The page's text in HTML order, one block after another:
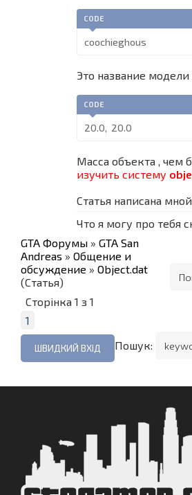
CODE
coochieghous
Это название модели
CODE
20.0, 20.0
Масса объекта , чем
изучить систему
Статья написана
Что я могу про тебя
GTA Форумы » GTA San
Andreas » Общение и
обсуждение » Object.dat
(Статья)
Сторінка 1 з 1
1
Пошук: